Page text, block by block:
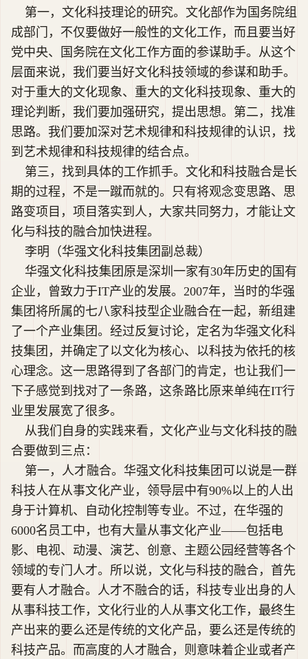
第一，文化科技理论的研究。文化部作为国务院组
成部门，不仅要做好一般性的文化工作，而且要当好
党中央、国务院在文化工作方面的参谋助手。从这个
层面来说，我们要当好文化科技领域的参谋和助手。
对于重大的文化现象、重大的文化科技现象、重大的
理论判断，我们要加强研究，提出思想。第二，找准
思路。我们要加深对艺术规律和科技规律的认识，找
到艺术规律和科技规律的结合点。
第三，找到具体的工作抓手。文化和科技融合是长
期的过程，不是一蹴而就的。只有将观念变思路、思
路变项目，项目落实到人，大家共同努力，才能让文
化与科技的融合加快进程。
李明（华强文化科技集团副总裁）
华强文化科技集团原是深圳一家有30年历史的国有
企业，曾致力于IT产业的发展。2007年，当时的华强
集团将所属的七八家科技型企业融合在一起，新组建
了一个产业集团。经过反复讨论，定名为华强文化科
技集团，并确定了以文化为核心、以科技为依托的核
心理念。这一思路得到了各部门的肯定，也让我们一
下子感觉到找对了一条路，这条路比原来单纯在IT行
业里发展宽了很多。
从我们自身的实践来看，文化产业与文化科技的融
合要做到三点：
第一，人才融合。华强文化科技集团可以说是一群
科技人在从事文化产业，领导层中有90%以上的人出
身于计算机、自动化控制等专业。不过，在华强的
6000名员工中，也有大量从事文化产业——包括电
影、电视、动漫、演艺、创意、主题公园经营等各个
领域的专门人才。所以说，文化与科技的融合，首先
要有人才融合。人才不融合的话，科技专业出身的人
从事科技工作，文化行业的人从事文化工作，最终生
产出来的要么还是传统的文化产品，要么还是传统的
科技产品。而高度的人才融合，则意味着企业或者产